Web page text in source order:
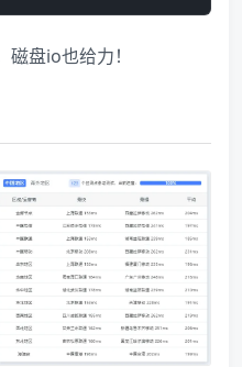
磁盘io也给力！